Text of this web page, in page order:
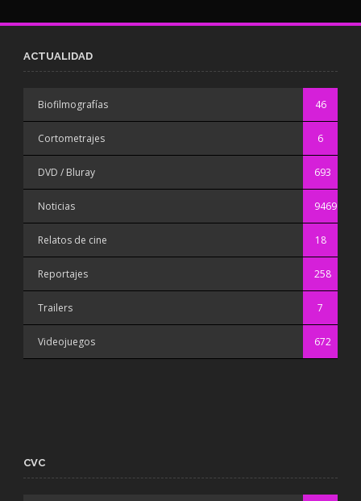
ACTUALIDAD
Biofilmografías 46
Cortometrajes 6
DVD / Bluray 693
Noticias 9469
Relatos de cine 18
Reportajes 258
Trailers 7
Videojuegos 672
CVC